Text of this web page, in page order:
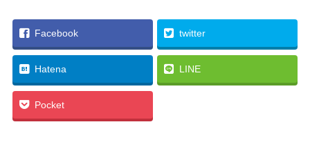
Facebook twitter
Hatena LINE
Pocket